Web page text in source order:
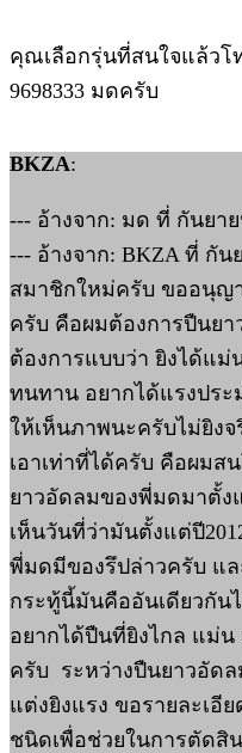
คุณเลือกรุ่นที่สนใจแล้วโ
9698333 มดครับ
BKZA:
--- อ้างจาก: มด ที่ กันยาย
--- อ้างจาก: BKZA ที่ กัน
สมาชิกใหม่ครับ ขออนุญ
ครับ คือผมต้องการปืนย
ต้องการแบบว่า ยิงได้แม่
ทนทาน อยากได้แรงประ
ให้เห็นภาพนะครับไม่ยิง
เอาเท่าที่ได้ครับ คือผมส
ยาวอัดลมของพี่มดมาตั้ง
เห็นวันที่ว่ามันตั้งแต่ปี
พี่มดมีของรึปล่าวครับ แล
กระทู้นี้มันคืออันเดียวกัน
อยากได้ปืนที่ยิงไกล แม่
ครับ ระหว่างปืนยาวอัด
แต่งยิงแรง ขอรายละเอี
ชนิดเพื่อช่วยในการตัด